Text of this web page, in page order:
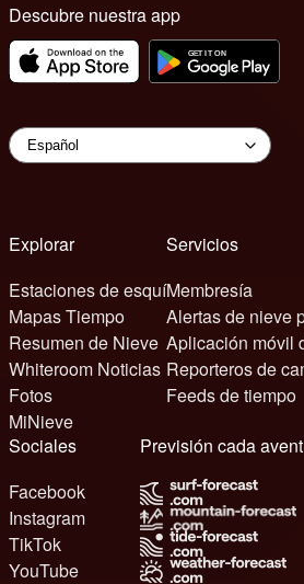
Descubre nuestra app
Explorar
Estaciones de esquí
Mapas Tiempo
Resumen de Nieve
Whiteroom Noticias
Fotos
MiNieve
Servicios
Membresía
Alertas de nieve
Aplicación móvil
Reporteros de
Feeds de tiempo
Sociales
Facebook
Instagram
TikTok
YouTube
Previsión cada